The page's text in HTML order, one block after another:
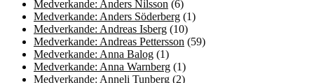
Medverkande: Anders Nilsson (6)
Medverkande: Anders Söderberg (1)
Medverkande: Andreas Isberg (10)
Medverkande: Andreas Pettersson (59)
Medverkande: Anna Balog (1)
Medverkande: Anna Warnberg (1)
Medverkande: Anneli Tunberg (2)